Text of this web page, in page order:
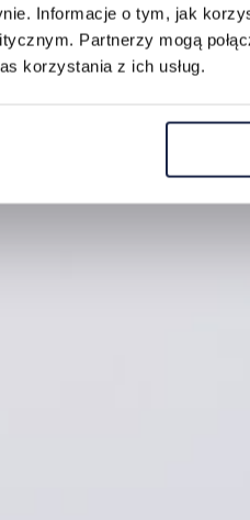
Informacje o tym, jak
Partnerzy mogą
korzystania z ich usług.